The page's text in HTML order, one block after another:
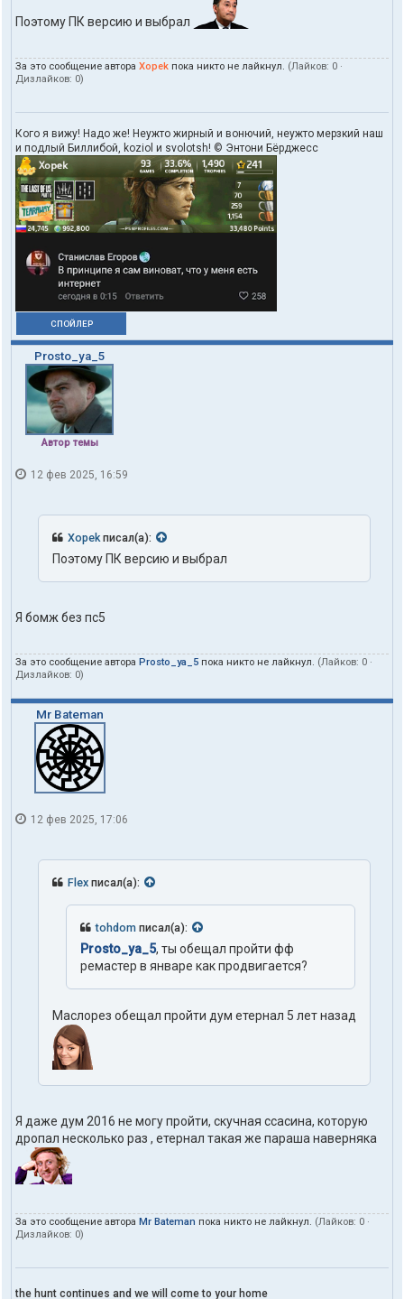
я
p
Поэтому ПК версию и выбрал
За это сообщение автора Xopek пока никто не лайкнул. (Лайков: 0 ·
Дизлайков: 0)
Кого я вижу! Надо же! Неужто жирный и вонючий, неужто мерзкий наш
и подлый Биллибой, koziol и svolotsh! © Энтони Бёрджесс
СПОЙЛЕР
Prosto_ya_5
Автор темы
12 фев 2025, 16:59
Xopek писал(а):
Поэтому ПК версию и выбрал
Я бомж без пс5
За это сообщение автора Prosto_ya_5 пока никто не лайкнул. (Лайков: 0 ·
Дизлайков: 0)
Mr Bateman
12 фев 2025, 17:06
Flex писал(а):
tohdom писал(а):
Prosto_ya_5, ты обещал пройти фф
ремастер в январе как продвигается?
Маслорез обещал пройти дум етернал 5 лет назад
Я даже дум 2016 не могу пройти, скучная ссасина, которую
дропал несколько раз , етернал такая же параша наверняка
За это сообщение автора Mr Bateman пока никто не лайкнул. (Лайков: 0 ·
Дизлайков: 0)
the hunt continues and we will come to your home